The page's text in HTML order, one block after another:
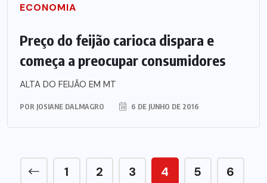
ECONOMIA
Preço do feijão carioca dispara e
começa a preocupar consumidores
ALTA DO FEIJÃO EM MT
POR JOSIANE DALMAGRO 6 DE JUNHO DE 2016
1 2 3 4 5
6